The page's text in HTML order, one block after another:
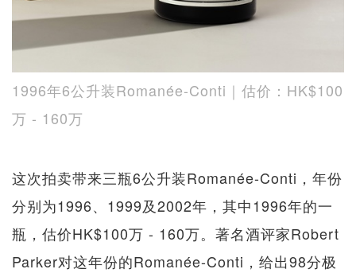
1996年6公升装Romanée-Conti｜估价：HK$100
万 - 160万
这次拍卖带来三瓶6公升装Romanée-Conti，年份
分别为1996、1999及2002年，其中1996年的一
瓶，估价HK$100万 - 160万。著名酒评家Robert
Parker对这年份的Romanée-Conti，给出98分极